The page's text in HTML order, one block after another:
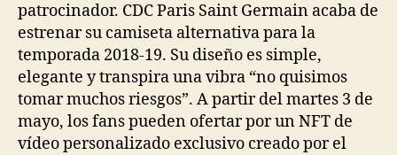
patrocinador. CDC Paris Saint Germain acaba de
estrenar su camiseta alternativa para la
temporada 2018-19. Su diseño es simple,
elegante y transpira una vibra “no quisimos
tomar muchos riesgos”. A partir del martes 3 de
mayo, los fans pueden ofertar por un NFT de
vídeo personalizado exclusivo creado por el